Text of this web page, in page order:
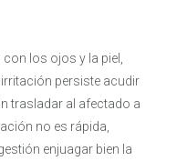
los ojos y la piel,
persiste acudir
trasladar al afectado a
no es rápida,
enjuagar bien la